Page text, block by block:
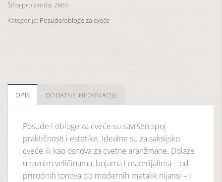
Šifra proizvoda: 2663
Kategorija: Posude/obloge za cveće
OPIS DODATNE INFORMACIJE
Posude i obloge za cveće su savršen spoj
praktičnosti i estetike. Idealne su za saksijsko
cveće ili kao osnova za cvetne aranžmane. Dolaze
u raznim veličinama, bojama i materijalima – od
prirodnih tonova do modernih metalik nijansi – i